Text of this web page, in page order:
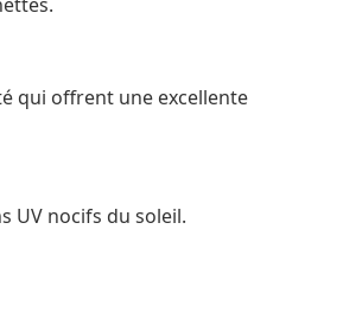
qui offrent une excellente
UV nocifs du soleil.